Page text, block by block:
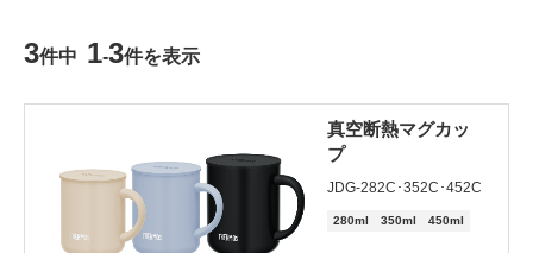
カテゴリー
3件中 1-3件を表示
真空断熱マグカッ
プ
JDG-282C･352C･452C
280ml 350ml 450ml